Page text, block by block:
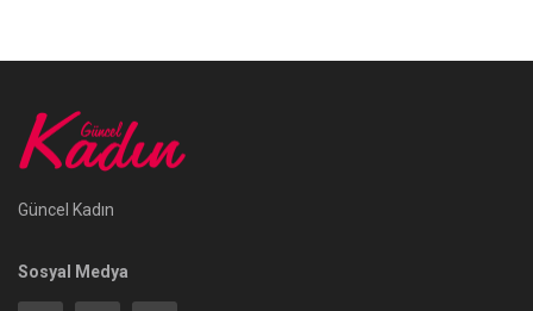
Güncel Kadın
Sosyal Medya